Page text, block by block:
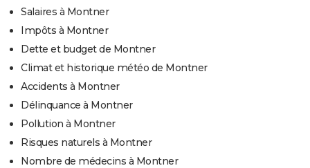
Salaires à Montner
Impôts à Montner
Dette et budget de Montner
Climat et historique météo de Montner
Accidents à Montner
Délinquance à Montner
Pollution à Montner
Risques naturels à Montner
Nombre de médecins à Montner